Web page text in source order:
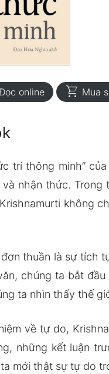
online shopping_cart Mua
trí thông minh”
nhận thức.
không
thuần là sự tích
chúng ta bắt
ta nhìn thấy thế
về tự do,
những kết luận
mới thật sự tự do